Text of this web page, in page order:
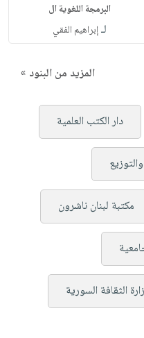
البرمجة اللغوية ال
لـإبراهيم الفقي
المزيد من البنود »
دار الكتب العلمية
مكتبة لبنان ناشرون
الثقافة السورية